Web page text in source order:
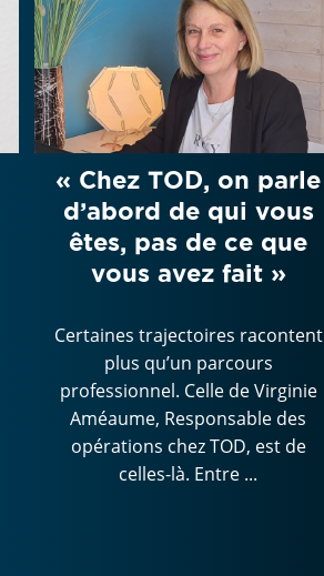
« Chez TOD, on parle
d’abord de qui vous
êtes, pas de ce que
vous avez fait »
Certaines trajectoires racontent
plus qu’un parcours
professionnel. Celle de Virginie
Améaume, Responsable des
opérations chez TOD, est de
celles-là. Entre ...